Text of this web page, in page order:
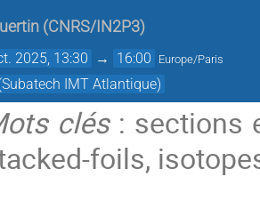
(CNRS/IN2P3)
2025, 13:30 → 16:00 Europe/Paris
IMT Atlantique)
clés: sections
foils,